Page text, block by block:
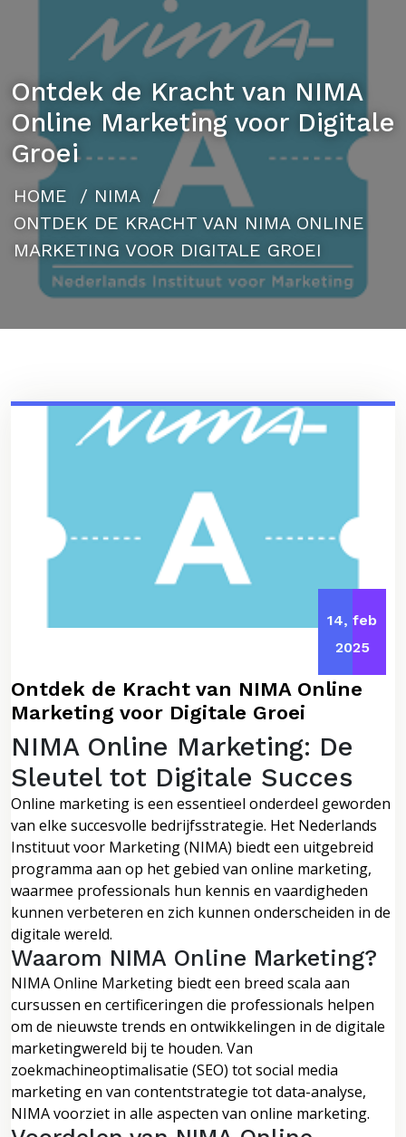
Ontdek de Kracht van NIMA
Online Marketing voor Digitale
Groei
HOME / NIMA /
ONTDEK DE KRACHT VAN NIMA ONLINE
MARKETING VOOR DIGITALE GROEI
14, feb
2025
Ontdek de Kracht van NIMA Online
Marketing voor Digitale Groei
NIMA Online Marketing: De
Sleutel tot Digitale Succes
Online marketing is een essentieel onderdeel geworden
van elke succesvolle bedrijfsstrategie. Het Nederlands
Instituut voor Marketing (NIMA) biedt een uitgebreid
programma aan op het gebied van online marketing,
waarmee professionals hun kennis en vaardigheden
kunnen verbeteren en zich kunnen onderscheiden in de
digitale wereld.
Waarom NIMA Online Marketing?
NIMA Online Marketing biedt een breed scala aan
cursussen en certificeringen die professionals helpen
om de nieuwste trends en ontwikkelingen in de digitale
marketingwereld bij te houden. Van
zoekmachineoptimalisatie (SEO) tot social media
marketing en van contentstrategie tot data-analyse,
NIMA voorziet in alle aspecten van online marketing.